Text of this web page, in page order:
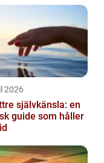
2026
självkänsla: en
guide som håller